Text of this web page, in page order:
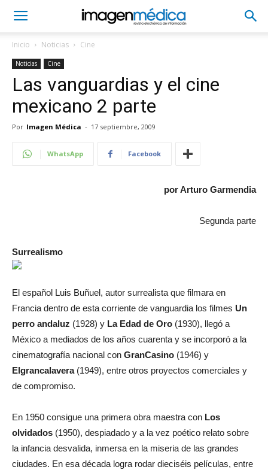
Inicio Noticias Cine
Noticias Cine
Las vanguardias y el cine
mexicano 2 parte
Por Imagen Médica - 17 septiembre, 2009
WhatsApp Facebook
por Arturo Garmendia
Segunda parte
Surrealismo
El español Luis Buñuel, autor surrealista que filmara en
Francia dentro de esta corriente de vanguardia los filmes Un
perro andaluz (1928) y La Edad de Oro (1930), llegó a
México a mediados de los años cuarenta y se incorporó a la
cinematografía nacional con GranCasino (1946) y
Elgrancalavera(1949), entre otros proyectos comerciales y
de compromiso.
En 1950 consigue una primera obra maestra con Los
olvidados (1950), despiadado y a la vez poético relato sobre
la infancia desvalida, inmersa en la miseria de las grandes
ciudades. En esa década logra rodar dieciséis películas, entre